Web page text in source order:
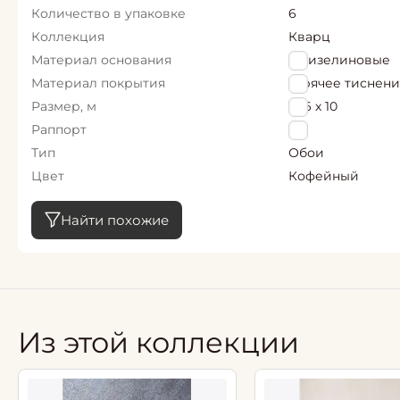
Количество в упаковке
6
Коллекция
Кварц
Материал основания
Флизелиновые
Материал покрытия
Горячее
Размер, м
1,06 х 10
Раппорт
0
Тип
Обои
Цвет
Кофейный
Найти похожие
Из этой коллекции